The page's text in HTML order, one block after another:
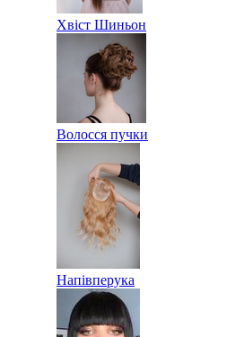
Хвіст Шиньон
Волосся пучки
Напівперука